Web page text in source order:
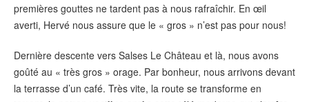
premières gouttes ne tardent pas à nous rafraîchir. En œil
averti, Hervé nous assure que le « gros » n’est pas pour nous!
Dernière descente vers Salses Le Château et là, nous avons
goûté au « très gros » orage. Par bonheur, nous arrivons devant
la terrasse d’un café. Très vite, la route se transforme en